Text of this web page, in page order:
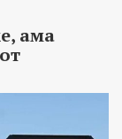
ама